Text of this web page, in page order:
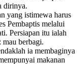
dirinya.
yang istimewa harus
Pembaptis melalui
Persiapan itu ialah
berbagi.
ia membaginya
makanan